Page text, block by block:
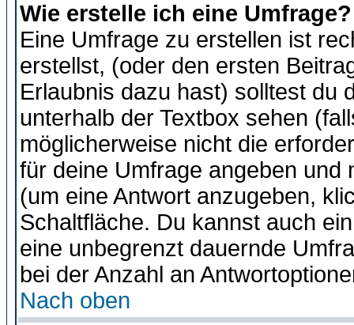
Wie erstelle ich eine Umfrage?
Eine Umfrage zu erstellen ist
erstellst, (oder den ersten
Erlaubnis dazu hast) solltest du
unterhalb der Textbox sehen
möglicherweise nicht die
für deine Umfrage angeben und
(um eine Antwort anzugeben,
Schaltfläche. Du kannst auch
eine unbegrenzt dauernde
bei der Anzahl an
Nach oben